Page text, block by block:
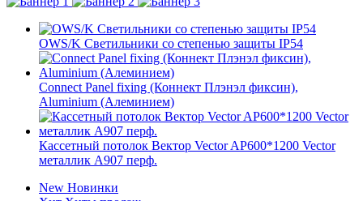
OWS/K Светильники со степенью защиты IP54
Connect Panel fixing (Коннект Плэнэл фиксин),
Aluminium (Алеминием)
Кассетный потолок Вектор Vector AP600*1200 Vector
металлик А907 перф.
New Новинки